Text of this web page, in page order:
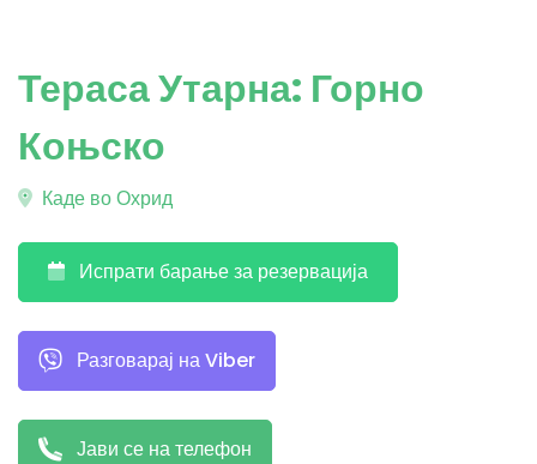
Тераса Утарна: Горно
Коњско
Каде во Охрид
Испрати барање за резервација
Разговарај на Viber
Јави се на телефон